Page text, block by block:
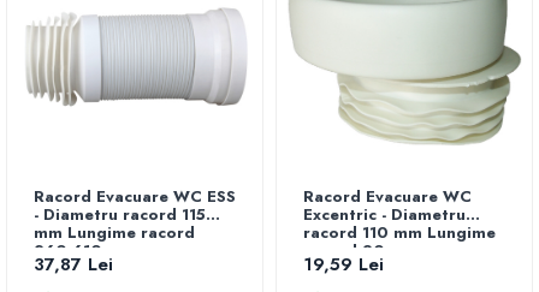
Racord Evacuare WC ESS
- Diametru racord 115
mm Lungime racord
260-610 mm
37,87 Lei
Racord Evacuare WC
Excentric - Diametru
racord 110 mm Lungime
racord 90 mm
19,59 Lei